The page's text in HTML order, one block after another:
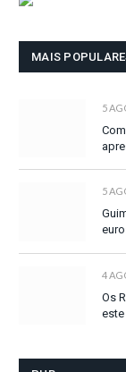
MAIS
5
5
4
Os